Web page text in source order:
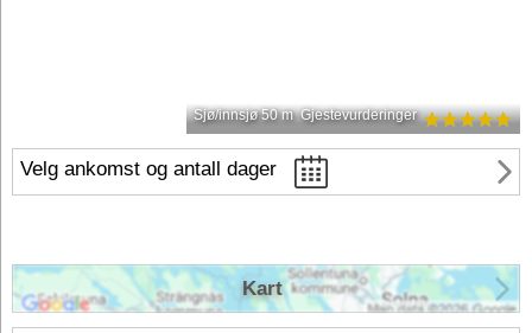
Sjø/innsjø 50 m Gjestevurderinger
Velg ankomst og antall dager
Kart